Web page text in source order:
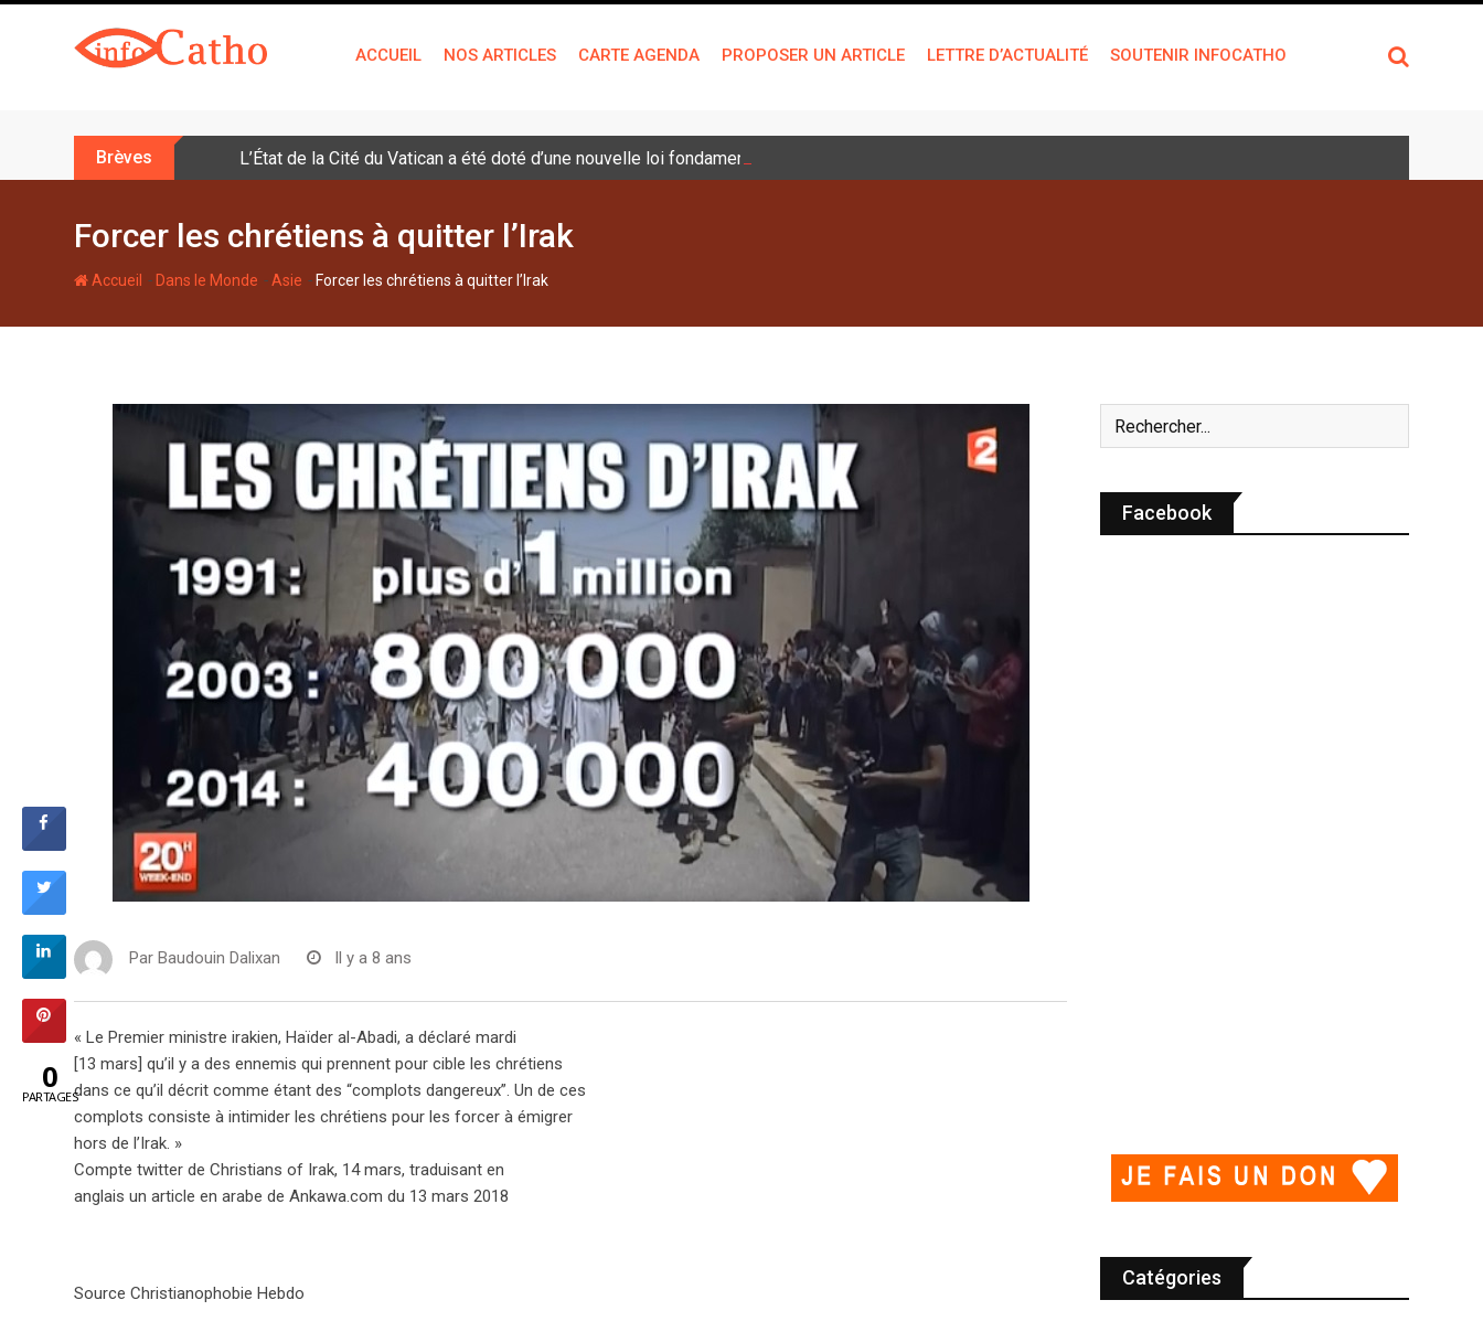
t
ACCUEIL NOS ARTICLES CARTE AGENDA PROPOSER UN ARTICLE LETTRE D’ACTUALITÉ SOUTENIR INFOCATHO
Brèves L’État de la Cité du Vatican a été doté d’une nouvelle loi fondamentale
Forcer les chrétiens à quitter l’Irak
Accueil - Dans le Monde -Asie - Forcer les chrétiens à quitter l’Irak
Par Baudouin Dalixan Il y a 8 ans
« Le Premier ministre irakien, Haïder al-Abadi, a déclaré mardi
[13 mars] qu’il y a des ennemis qui prennent pour cible les chrétiens
dans ce qu’il décrit comme étant des “complots dangereux”. Un de ces
complots consiste à intimider les chrétiens pour les forcer à émigrer
hors de l’Irak. »
Compte twitter de Christians of Irak, 14 mars, traduisant en
anglais un article en arabe de Ankawa.com du 13 mars 2018
Source Christianophobie Hebdo
Facebook
Catégories
0
PARTAGES